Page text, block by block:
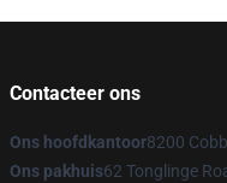
Contacteer ons
Ons hoofdkantoor8200
Ons pakhuis62 Tonglinge